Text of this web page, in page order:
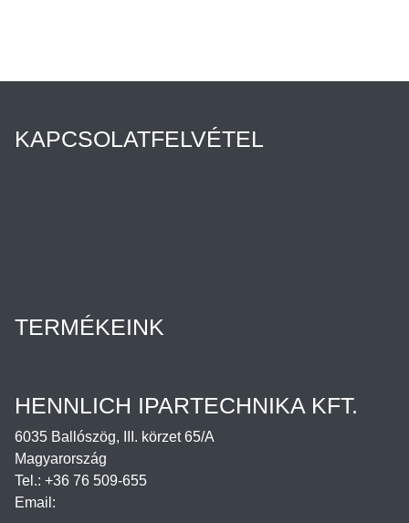
KAPCSOLATFELVÉTEL
TERMÉKEINK
HENNLICH IPARTECHNIKA KFT.
6035 Ballószög, III. körzet 65/A
Magyarország
Tel.: +36 76 509-655
Email: